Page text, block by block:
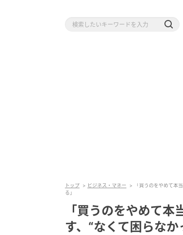
トップ ビジネス・マネー
「買うのをやめて本
る」
「買うのをやめて
す、“なくて困らな